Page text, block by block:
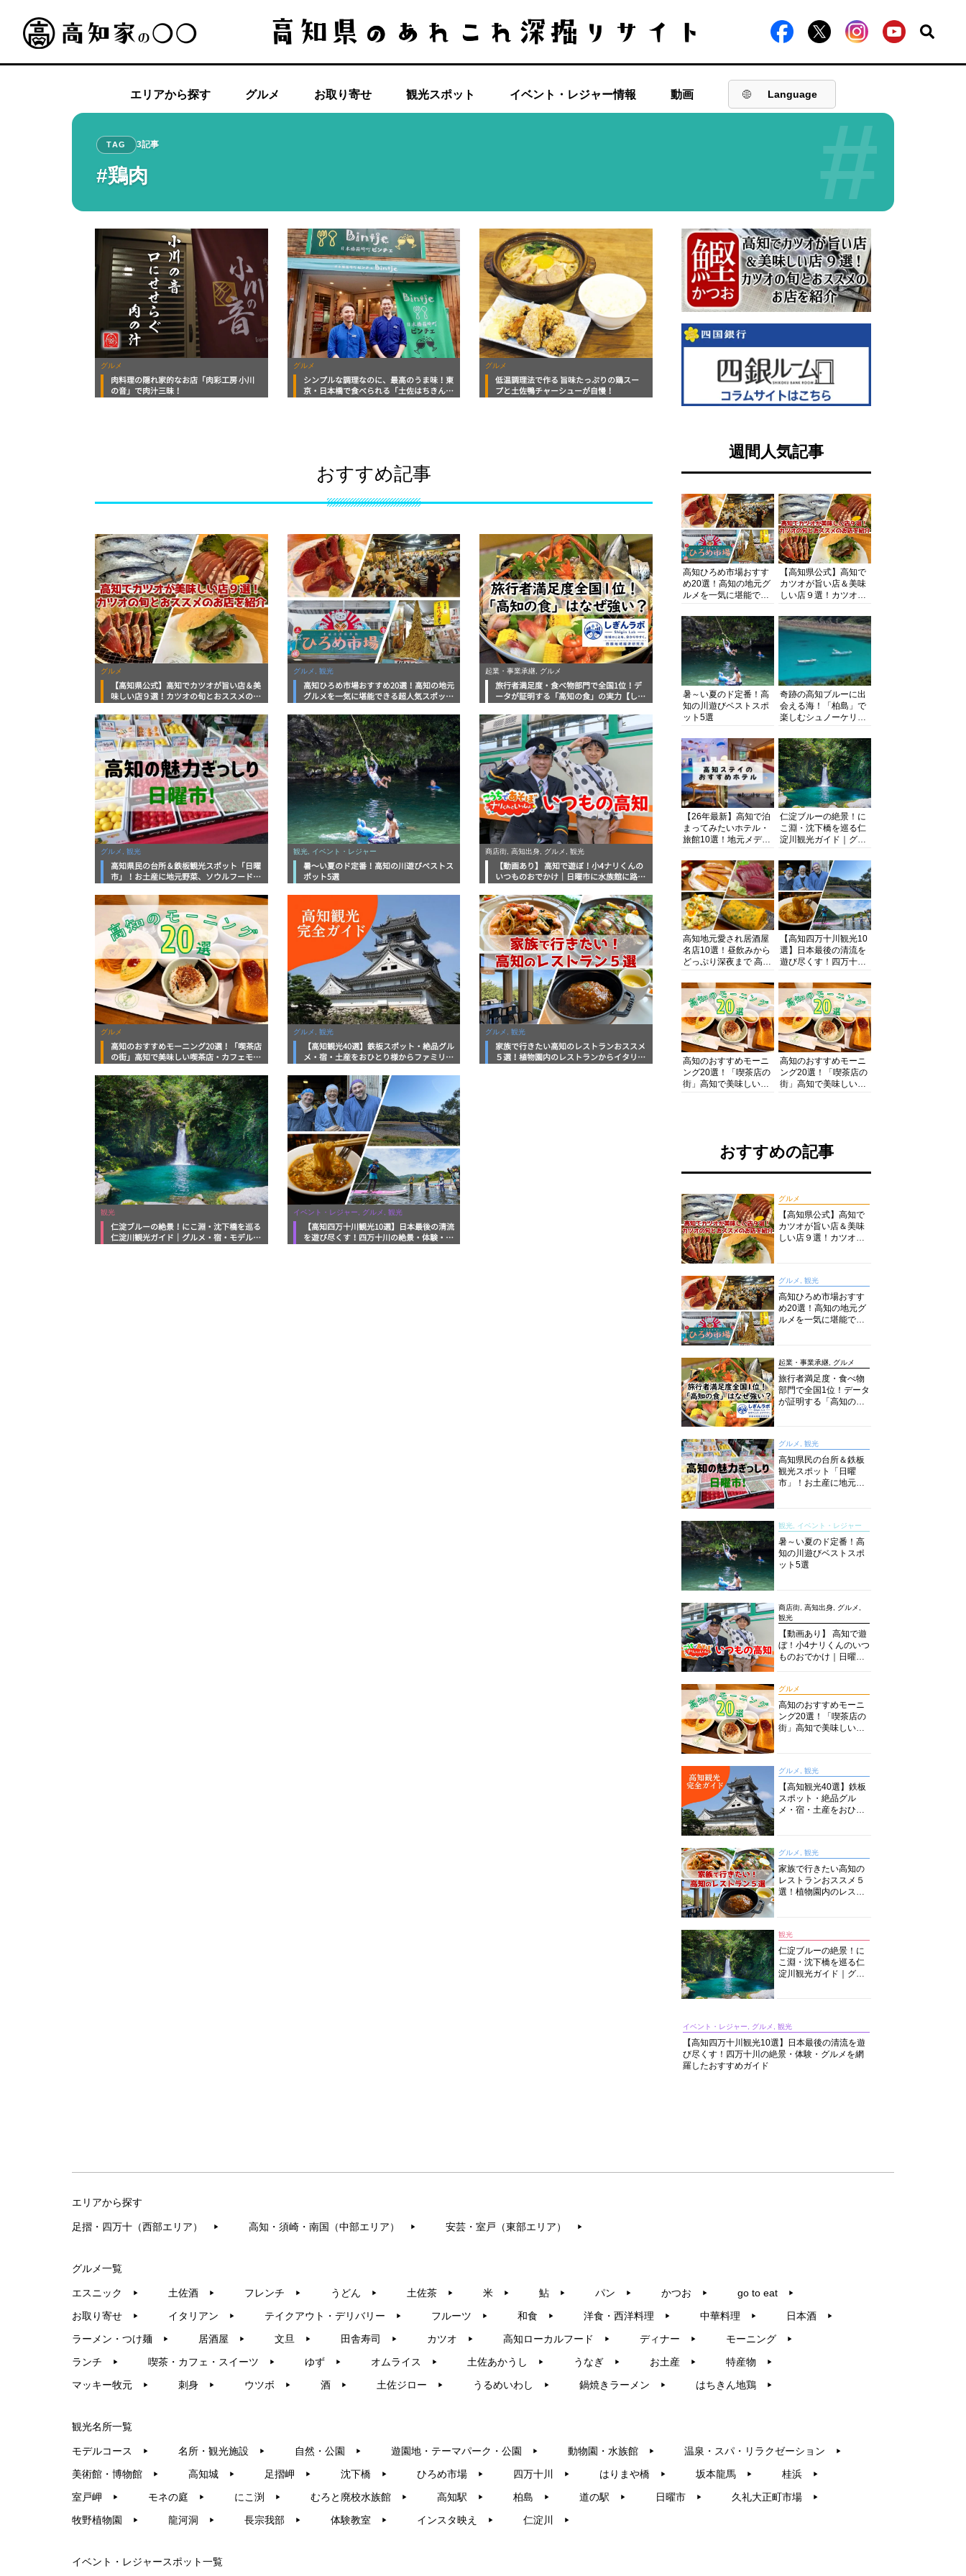
エリアから探す グルメ お取り寄せ 観光スポット イベント・レジャー情報 動画 Language
#
TAG 3記事
#鶏肉
グルメ
肉料理の隠れ家的なお店「肉彩工房 小川
の音」で肉汁三昧！
グルメ
シンプルな調理なのに、最高のうま味！東
京・日本橋で食べられる「土佐はちきん地
グルメ
低温調理法で作る 旨味たっぷりの鶏スー
プと土佐鴨チャーシューが自慢！
おすすめ記事
グルメ
【高知県公式】高知でカツオが旨い店＆美
味しい店９選！カツオの旬とおススメのお
グルメ, 観光
高知ひろめ市場おすすめ20選！高知の地元
グルメを一気に堪能できる超人気スポット
起業・事業承継, グルメ
旅行者満足度・食べ物部門で全国1位！デ
ータが証明する「高知の食」の実力【しぎ
グルメ, 観光
高知県民の台所＆鉄板観光スポット「日曜
市」！お土産に地元野菜、ソウルフードま
底解説！
観光, イベント・レジャー
暑～い夏のド定番！高知の川遊びベストス
ポット5選
商店街, 高知出身, グルメ, 観光
【動画あり】 高知で遊ぼ！小4ナリくんの
いつものおでかけ｜日曜市に水族館に路面
グルメ
高知のおすすめモーニング20選！「喫茶店
の街」高知で美味しい喫茶店・カフェモー
グルメ, 観光
【高知観光40選】鉄板スポット・絶品グル
メ・宿・土産をおひとり様からファミリー
グルメ, 観光
家族で行きたい高知のレストランおススメ
５選！植物園内のレストランからイタリア
観光
仁淀ブルーの絶景！にこ淵・沈下橋を巡る
仁淀川観光ガイド｜グルメ・宿・モデルコ
イベント・レジャー, グルメ, 観光
【高知四万十川観光10選】日本最後の清流
を遊び尽くす！四万十川の絶景・体験・グ
週間人気記事
高知ひろめ市場おすす
め20選！高知の地元グ
ルメを一気に堪能でき
底解剖
【高知県公式】高知で
カツオが旨い店＆美味
しい店９選！カツオの
紹介
暑～い夏のド定番！高
知の川遊びベストスポ
ット5選
奇跡の高知ブルーに出
会える海！「柏島」で
楽しむシュノーケリン
浴にキャンプまで透明
度抜群の海の楽園を徹
底紹介
【26年最新】高知で泊
まってみたいホテル・
旅館10選！地元メディ
厳選
仁淀ブルーの絶景！に
こ淵・沈下橋を巡る仁
淀川観光ガイド｜グル
まで完全網羅！
高知地元愛され居酒屋
名店10選！昼飲みから
どっぷり深夜まで 高知
知グルメPro】
【高知四万十川観光10
選】日本最後の清流を
遊び尽くす！四万十川
を網羅したおすすめガ
イド
高知のおすすめモーニ
ング20選！「喫茶店の
街」高知で美味しい喫
高知のおすすめモーニ
ング20選！「喫茶店の
街」高知で美味しい喫
おすすめの記事
グルメ
【高知県公式】高知で
カツオが旨い店＆美味
しい店９選！カツオの
グルメ, 観光
高知ひろめ市場おすす
め20選！高知の地元グ
ルメを一気に堪能でき
起業・事業承継, グルメ
旅行者満足度・食べ物
部門で全国1位！データ
が証明する「高知の
グルメ, 観光
高知県民の台所＆鉄板
観光スポット「日曜
市」！お土産に地元野
説！
観光, イベント・レジャー
暑～い夏のド定番！高
知の川遊びベストスポ
ット5選
商店街, 高知出身, グルメ,
観光
【動画あり】 高知で遊
ぼ！小4ナリくんのいつ
ものおでかけ｜日曜市
グルメ
高知のおすすめモーニ
ング20選！「喫茶店の
街」高知で美味しい喫
グルメ, 観光
【高知観光40選】鉄板
スポット・絶品グル
メ・宿・土産をおひと
グルメ, 観光
家族で行きたい高知の
レストランおススメ５
選！植物園内のレスト
観光
仁淀ブルーの絶景！に
こ淵・沈下橋を巡る仁
淀川観光ガイド｜グル
イベント・レジャー, グルメ, 観光
【高知四万十川観光10選】日本最後の清流を遊
び尽くす！四万十川の絶景・体験・グルメを網
羅したおすすめガイド
エリアから探す
足摺・四万十（西部エリア） ▶︎ 高知・須崎・南国（中部エリア） ▶︎ 安芸・室戸（東部エリア） ▶︎
グルメ一覧
エスニック ▶︎ 土佐酒 ▶︎ フレンチ ▶︎ うどん ▶︎ 土佐茶 ▶︎ 米 ▶︎ 鮎 ▶︎ パン ▶︎ かつお ▶︎ go to eat ▶︎
お取り寄せ ▶︎ イタリアン ▶︎ テイクアウト・デリバリー ▶︎ フルーツ ▶︎ 和食 ▶︎ 洋食・西洋料理 ▶︎ 中華料理 ▶︎ 日本酒 ▶︎
ラーメン・つけ麺 ▶︎ 居酒屋 ▶︎ 文旦 ▶︎ 田舎寿司 ▶︎ カツオ ▶︎ 高知ローカルフード ▶︎ ディナー ▶︎ モーニング ▶︎
ランチ ▶︎ 喫茶・カフェ・スイーツ ▶︎ ゆず ▶︎ オムライス ▶︎ 土佐あかうし ▶︎ うなぎ ▶︎ お土産 ▶︎ 特産物 ▶︎
マッキー牧元 ▶︎ 刺身 ▶︎ ウツボ ▶︎ 酒 ▶︎ 土佐ジロー ▶︎ うるめいわし ▶︎ 鍋焼きラーメン ▶︎ はちきん地鶏 ▶︎
観光名所一覧
モデルコース ▶︎ 名所・観光施設 ▶︎ 自然・公園 ▶︎ 遊園地・テーマパーク・公園 ▶︎ 動物園・水族館 ▶︎ 温泉・スパ・リラクゼーション ▶︎
美術館・博物館 ▶︎ 高知城 ▶︎ 足摺岬 ▶︎ 沈下橋 ▶︎ ひろめ市場 ▶︎ 四万十川 ▶︎ はりまや橋 ▶︎ 坂本龍馬 ▶︎ 桂浜 ▶︎
室戸岬 ▶︎ モネの庭 ▶︎ にこ渕 ▶︎ むろと廃校水族館 ▶︎ 高知駅 ▶︎ 柏島 ▶︎ 道の駅 ▶︎ 日曜市 ▶︎ 久礼大正町市場 ▶︎
牧野植物園 ▶︎ 龍河洞 ▶︎ 長宗我部 ▶︎ 体験教室 ▶︎ インスタ映え ▶︎ 仁淀川 ▶︎
イベント・レジャースポット一覧